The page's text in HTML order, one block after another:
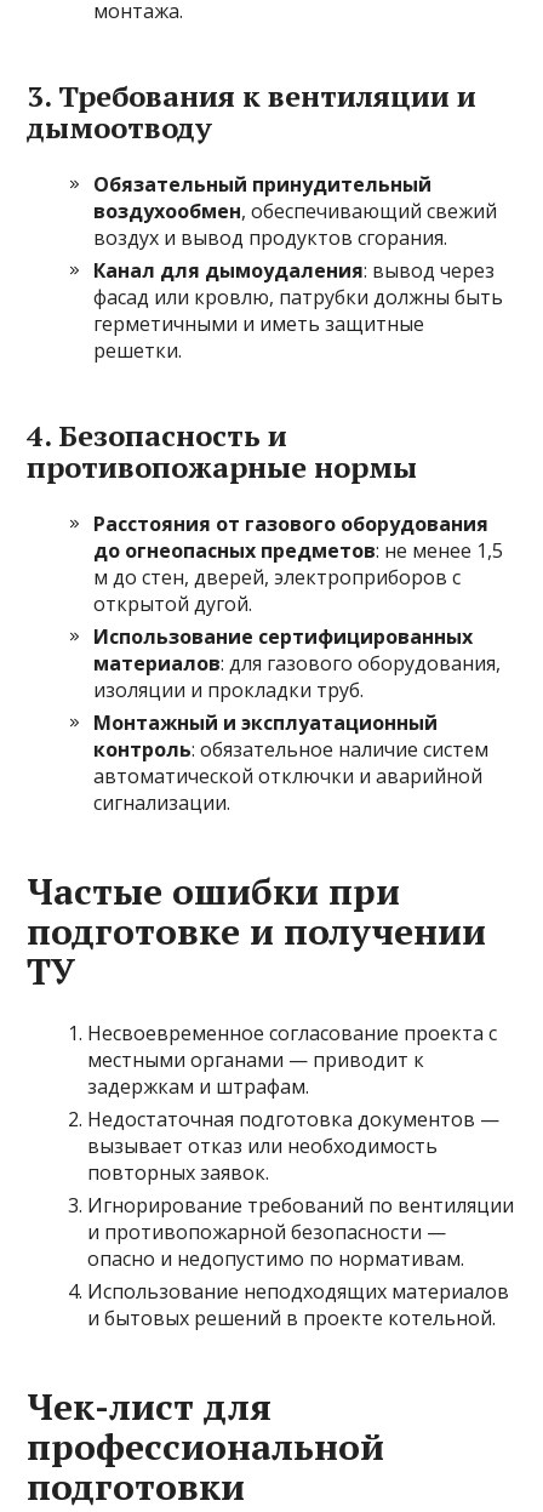
монтажа.
3. Требования к вентиляции и
дымоотводу
Обязательный принудительный
воздухообмен, обеспечивающий свежий
воздух и вывод продуктов сгорания.
Канал для дымоудаления: вывод через
фасад или кровлю, патрубки должны быть
герметичными и иметь защитные
решетки.
4. Безопасность и
противопожарные нормы
Расстояния от газового оборудования
до огнеопасных предметов: не менее 1,5
м до стен, дверей, электроприборов с
открытой дугой.
Использование сертифицированных
материалов: для газового оборудования,
изоляции и прокладки труб.
Монтажный и эксплуатационный
контроль: обязательное наличие систем
автоматической отключки и аварийной
сигнализации.
Частые ошибки при
подготовке и получении
ТУ
Несвоевременное согласование проекта с
местными органами — приводит к
задержкам и штрафам.
Недостаточная подготовка документов —
вызывает отказ или необходимость
повторных заявок.
Игнорирование требований по вентиляции
и противопожарной безопасности —
опасно и недопустимо по нормативам.
Использование неподходящих материалов
и бытовых решений в проекте котельной.
Чек-лист для
профессиональной
подготовки